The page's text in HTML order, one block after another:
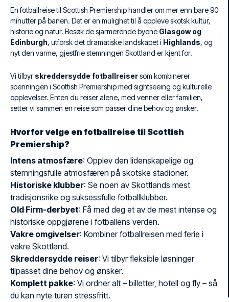
En fotballreise til Scottish Premiership handler om mer enn bare 90
minutter på banen. Det er en mulighet til å oppleve skotsk kultur,
historie og natur. Besøk de sjarmerende byene Glasgow og
Edinburgh, utforsk det dramatiske landskapet i Highlands, og
nyt den varme, gjestfrie stemningen Skottland er kjent for.
Vi tilbyr skreddersydde fotballreisersom kombinerer
spenningen i Scottish Premiership med sightseeing og kulturelle
opplevelser. Enten du reiser alene, med venner eller familien,
setter vi sammen en reise som passer dine behov og ønsker.
Hvorfor velge en fotballreise til Scottish
Premiership?
Intens atmosfære: Opplev den lidenskapelige og
stemningsfulle atmosfæren på skotske stadioner.
Historiske klubber: Se noen av Skottlands mest
tradisjonsrike og suksessfulle fotballklubber.
Old Firm-derbyet: Få med deg et av de mest intense og
historiske oppgjørene i fotballens verden.
Vakre omgivelser: Kombiner fotballreisen med ferie i
vakre Skottland.
Skreddersydde reiser: Vi tilbyr fleksible løsninger
tilpasset dine behov og ønsker.
Komplett pakke: Vi ordner alt – billetter, hotell og fly – så
du kan nyte turen stressfritt.